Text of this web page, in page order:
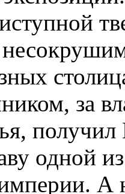
за
одной
А